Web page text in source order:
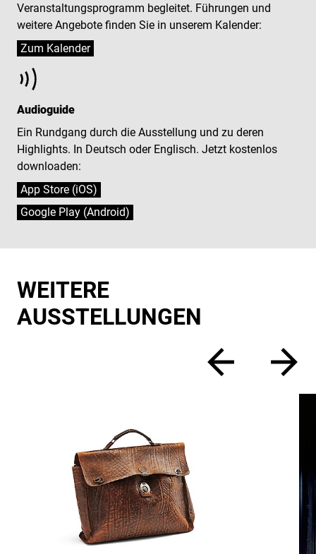
Veranstaltungsprogramm begleitet. Führungen und
weitere Angebote finden Sie in unserem Kalender:
Audioguide
Ein Rundgang durch die Ausstellung und zu deren
Highlights. In Deutsch oder Englisch. Jetzt kostenlos
downloaden:
App Store (iOS)
Google Play (Android)
WEITERE
AUSSTELLUNGEN